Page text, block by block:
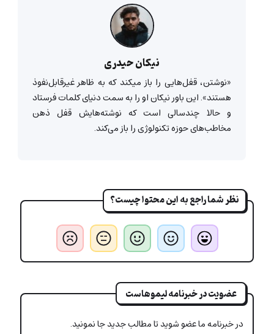
نیکان حیدری
«نوشتن، قفل‌هایی را باز میکند که به ظاهر غیرقابل‌‌نفوذ
هستند». این باور نیکان او را به سمت دنیای کلمات فرستاد
و حالا چندسالی است که نوشته‌هایش قفل ذهن
مخاطب‌های حوزه تکنولوژی را باز می‌کند.
نظر شما راجع به این محتوا چیست؟
عضویت در خبرنامه لیموهاست
در خبرنامه ما عضو شوید تا مطالب جدید جا نمونید.